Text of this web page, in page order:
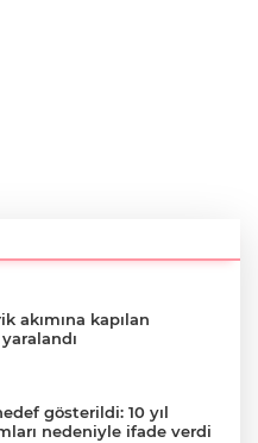
akımına kapılan
gösterildi: 10 yıl
nedeniyle ifade verdi